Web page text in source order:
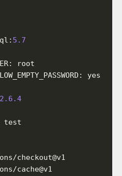
: 5.7
:
root
:
yes
2.6.4
test
checkout@v1
cache@v1